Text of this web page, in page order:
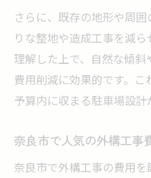
さらに、既存の地形や周
りな整地や造成工事を減
理解した上で、自然な傾
費用削減に効果的です。
予算内に収まる駐車場設計
奈良市で人気の外構工事
奈良市で外構工事の費用